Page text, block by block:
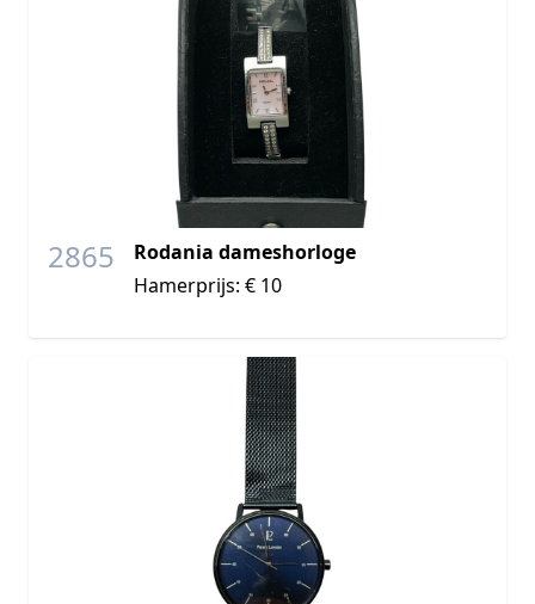
2865
Rodania dameshorloge
Hamerprijs: € 10